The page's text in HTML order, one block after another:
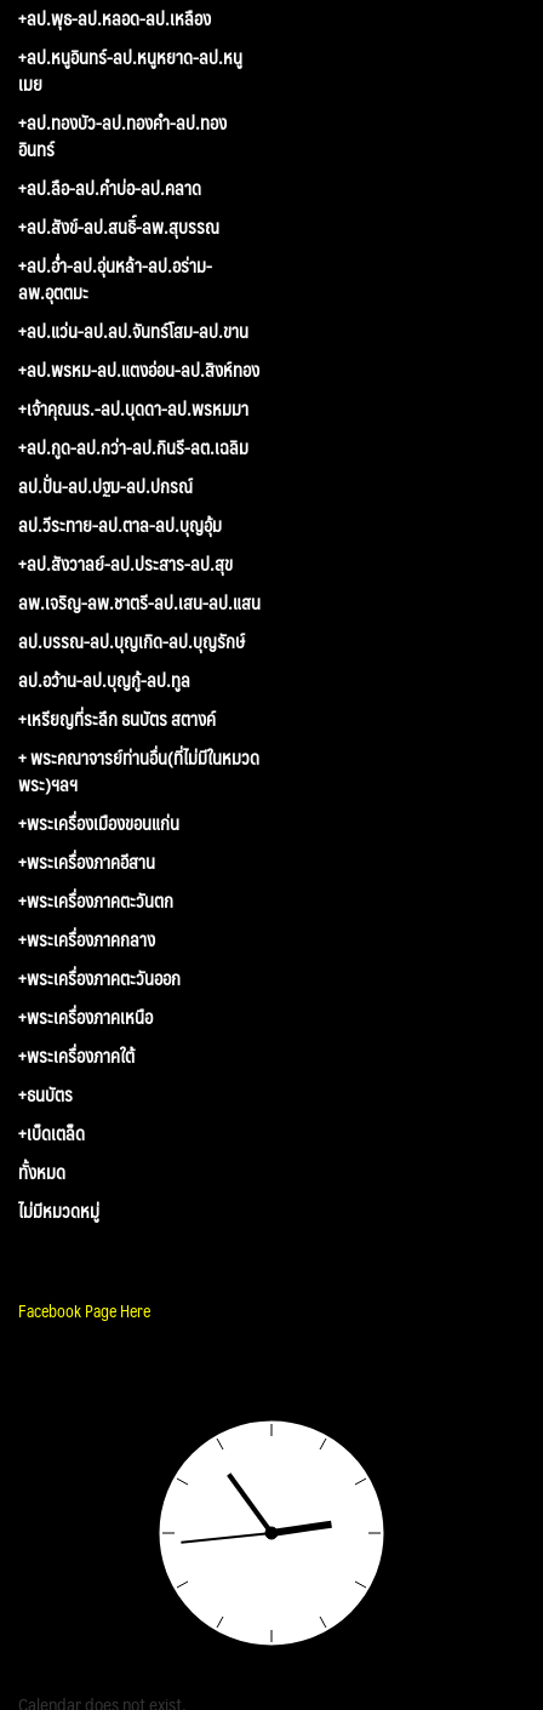
+ลป.พุธ-ลป.หลอด-ลป.เหลือง
+ลป.หนูอินทร์-ลป.หนูหยาด-ลป.หนู
เมย
+ลป.ทองบัว-ลป.ทองคำ-ลป.ทอง
อินทร์
+ลป.ลือ-ลป.คำบ่อ-ลป.คลาด
+ลป.สังข์-ลป.สนธิ์-ลพ.สุบรรณ
+ลป.อ่ำ-ลป.อุ่นหล้า-ลป.อร่าม-
ลพ.อุตตมะ
+ลป.แว่น-ลป.ลป.จันทร์โสม-ลป.ขาน
+ลป.พรหม-ลป.แตงอ่อน-ลป.สิงห์ทอง
+เจ้าคุณนร.-ลป.บุดดา-ลป.พรหมมา
+ลป.กูด-ลป.กว่า-ลป.กินรี-ลต.เฉลิม
ลป.ปั่น-ลป.ปฐม-ลป.ปกรณ์
ลป.วีระทาย-ลป.ตาล-ลป.บุญอุ้ม
+ลป.สังวาลย์-ลป.ประสาร-ลป.สุข
ลพ.เจริญ-ลพ.ชาตรี-ลป.เสน-ลป.แสน
ลป.บรรณ-ลป.บุญเกิด-ลป.บุญรักษ์
ลป.อว้าน-ลป.บุญกู้-ลป.ทูล
+เหรียญที่ระลึก ธนบัตร สตางค์
+ พระคณาจารย์ท่านอื่น(ที่ไม่มีในหมวด
พระ)ฯลฯ
+พระเครื่องเมืองขอนแก่น
+พระเครื่องภาคอีสาน
+พระเครื่องภาคตะวันตก
+พระเครื่องภาคกลาง
+พระเครื่องภาคตะวันออก
+พระเครื่องภาคเหนือ
+พระเครื่องภาคใต้
+ธนบัตร
+เบ็ดเตล็ด
ทั้งหมด
ไม่มีหมวดหมู่
Facebook Page Here
Calendar does not exist.